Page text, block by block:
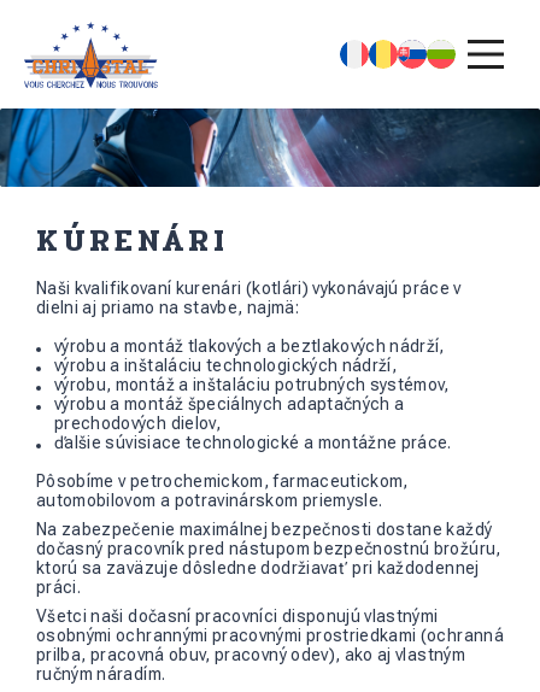
KÚRENÁRI
Naši kvalifikovaní kurenári (kotlári) vykonávajú práce v
dielni aj priamo na stavbe, najmä:
výrobu a montáž tlakových a beztlakových nádrží,
výrobu a inštaláciu technologických nádrží,
výrobu, montáž a inštaláciu potrubných systémov,
výrobu a montáž špeciálnych adaptačných a
prechodových dielov,
ďalšie súvisiace technologické a montážne práce.
Pôsobíme v petrochemickom, farmaceutickom,
automobilovom a potravinárskom priemysle.
Na zabezpečenie maximálnej bezpečnosti dostane každý
dočasný pracovník pred nástupom bezpečnostnú brožúru,
ktorú sa zaväzuje dôsledne dodržiavať pri každodennej
práci.
Všetci naši dočasní pracovníci disponujú vlastnými
osobnými ochrannými pracovnými prostriedkami (ochranná
prilba, pracovná obuv, pracovný odev), ako aj vlastným
ručným náradím.